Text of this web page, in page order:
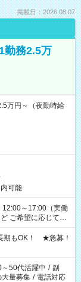
掲載日：2026.08.07
勤務2.5万
万円～（夜勤時給
可能
～17:00（実働
、
談ください！
期もOK！ ★急募！
～50代活躍中 / 副
大量募集 / 電話対応